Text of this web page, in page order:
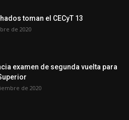
toman el CECyT 13
de 2020
examen de segunda vuelta para
de 2020